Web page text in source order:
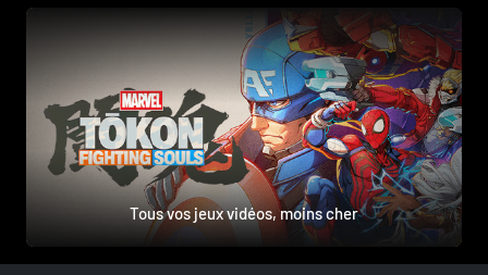
Tous vos jeux vidéos, moins cher